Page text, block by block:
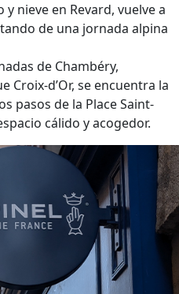
nieve en Revard, vuelve a
de una jornada alpina
de Chambéry,
Croix-d’Or, se encuentra la
pasos de la Place Saint-
cálido y acogedor.